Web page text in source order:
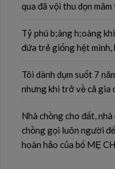
qua đã vội thu dọn
Tỷ phú b;àng h;oàng
đứa trẻ giống hệt
Tôi dành dụm suốt 7
nhưng khi trở về cả gia
Nhà chồng cho đất,
chồng gọi luôn người
hoàn hảo của bố MẸ